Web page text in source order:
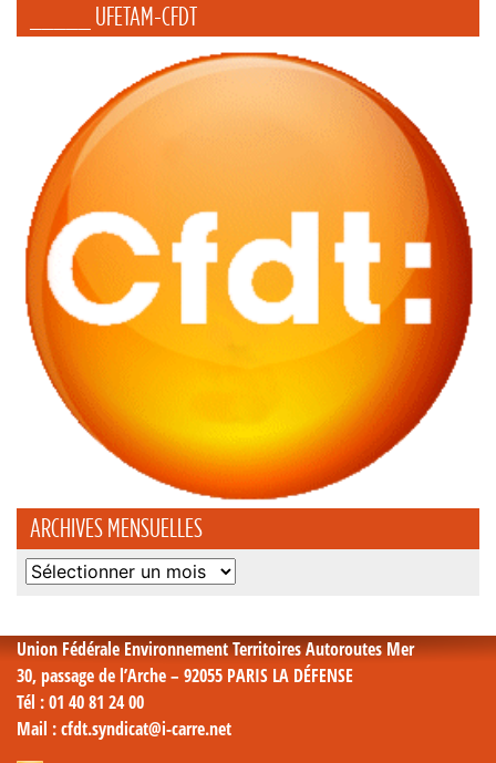
_____ UFETAM-CFDT
ARCHIVES MENSUELLES
Archives
Union Fédérale Environnement Territoires Autoroutes Mer
30, passage de l’Arche – 92055 PARIS LA DÉFENSE
Tél : 01 40 81 24 00
Mail : cfdt.syndicat@i-carre.net